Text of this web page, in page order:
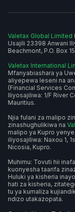
Valetax Global Limited
Usajili 23398 Anwani
Beachmont, P.O. Box
Valetax International
Mfanyabiashara ya
aliyepewa leseni na
(Financial Services
Iliyosajiliwa: 1/F River
Mauritius.
Njia fulani za malipo
zinashughulikiwa na
malipo ya Kupro
iliyosajiliwa: Naxou 1,
Nicosia, Kupro.
Muhimu: Tovuti hii
kuonyesha taarifa
Huluki ya kisheria
hati za kisheria,
tu ya kumaliza
ndizo utakazopata.